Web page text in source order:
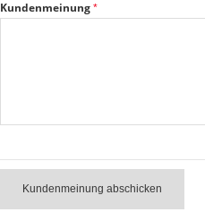
Kundenmeinung
Kundenmeinung abschicken